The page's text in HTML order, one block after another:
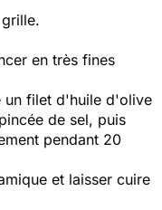
en très fines
un filet d'huile d'olive
de sel, puis
pendant 20
et laisser cuire